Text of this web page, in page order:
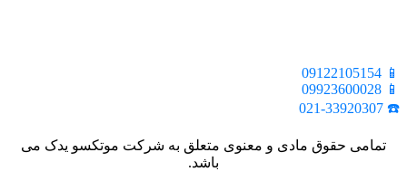
📱 09122105154
📱 09923600028
☎️ 021-33920307
تمامی حقوق مادی و معنوی متعلق به شرکت موتکسو یدک می
باشد.